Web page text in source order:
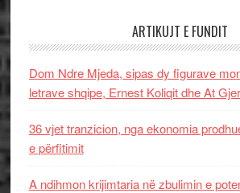
ARTIKUJT E FUNDIT
Dom Ndre Mjeda, sipas dy figurave
letrave shqipe, Ernest Koliqit dhe At
36 vjet tranzicion, nga ekonomia
e përfitimit
A ndihmon krijimtaria në zbulimin e